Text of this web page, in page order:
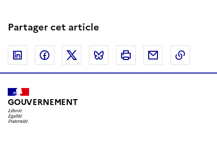
Partager cet article
Linkedin FacebookTwitter Bluesky Imprimer Courriel
GOUVERNEMENT